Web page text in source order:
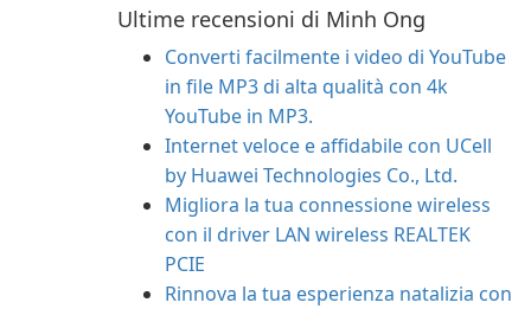
Ultime recensioni di Minh Ong
Converti facilmente i video di YouTube
in file MP3 di alta qualità con 4k
YouTube in MP3.
Internet veloce e affidabile con UCell
by Huawei Technologies Co., Ltd.
Migliora la tua connessione wireless
con il driver LAN wireless REALTEK
PCIE
Rinnova la tua esperienza natalizia con